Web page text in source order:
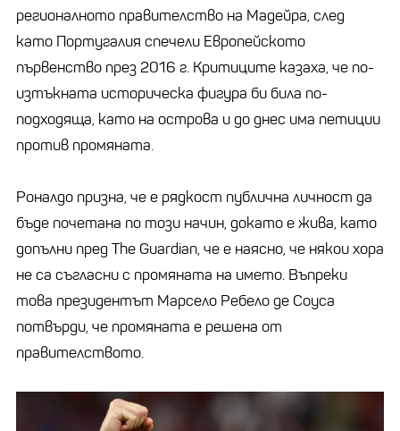
регионалното правителство на Мадейра, след
като Португалия спечели Европейското
първенство през 2016 г. Критиците казаха, че по-
изтъкната историческа фигура би била по-
подходяща, като на острова и до днес има петиции
против промяната.
Роналдо призна, че е рядкост публична личност да
бъде почетана по този начин, докато е жива, като
допълни пред The Guardian, че е наясно, че някои хора
не са съгласни с промяната на името. Въпреки
това президентът Марсело Ребело де Соуса
потвърди, че промяната е решена от
правителството.